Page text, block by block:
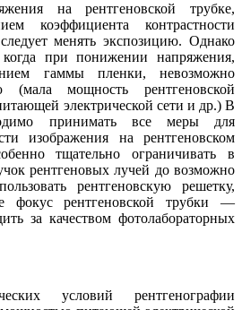
на рентгеновской трубке,
коэффициента контрастности
менять экспозицию. Однако
при понижении напряжения,
гаммы пленки, невозможно
(мала мощность рентгеновской
электрической сети и др.) В
принимать все меры для
изображения на рентгеновском
тщательно ограничивать в
рентгеновых лучей до возможно
рентгеновскую решетку,
фокус рентгеновской трубки —
за качеством фотолабораторных
условий рентгенографии